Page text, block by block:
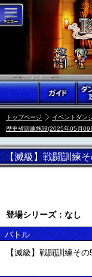
トップページ イベントダン
歴史省訓練施設(2025年05月09
【滅級】戦闘訓練
登場シリーズ：なし
バトル
【滅級】戦闘訓練そ